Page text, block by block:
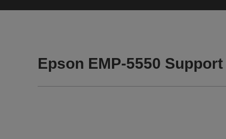
Epson EMP-5550 Support